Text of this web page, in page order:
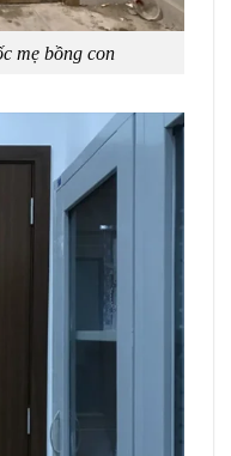
mẹ bồng con